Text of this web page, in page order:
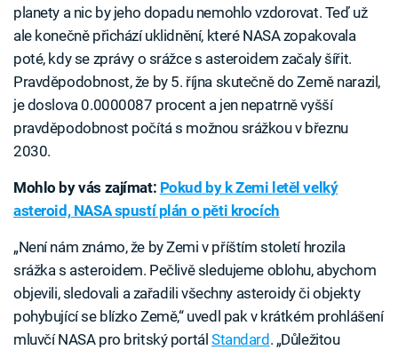
planety a nic by jeho dopadu nemohlo vzdorovat. Teď už
ale konečně přichází uklidnění, které NASA zopakovala
poté, kdy se zprávy o srážce s asteroidem začaly šířit.
Pravděpodobnost, že by 5. října skutečně do Země narazil,
je doslova 0.0000087 procent a jen nepatrně vyšší
pravděpodobnost počítá s možnou srážkou v březnu
2030.
Mohlo by vás zajímat: Pokud by k Zemi letěl velký
asteroid, NASA spustí plán o pěti krocích
„Není nám známo, že by Zemi v příštím století hrozila
srážka s asteroidem. Pečlivě sledujeme oblohu, abychom
objevili, sledovali a zařadili všechny asteroidy či objekty
pohybující se blízko Země,“ uvedl pak v krátkém prohlášení
mluvčí NASA pro britský portál Standard . „Důležitou